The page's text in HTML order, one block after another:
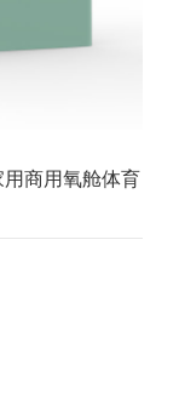
商用氧舱体育